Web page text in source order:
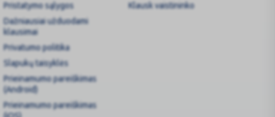
Pristatymo sąlygos
Dažniausiai užduodami
klausimai
Privatumo politika
Slapukų taisyklės
Prieinamumo pareiškimas
(Android)
Prieinamumo pareiškimas
Klausk vaistininko